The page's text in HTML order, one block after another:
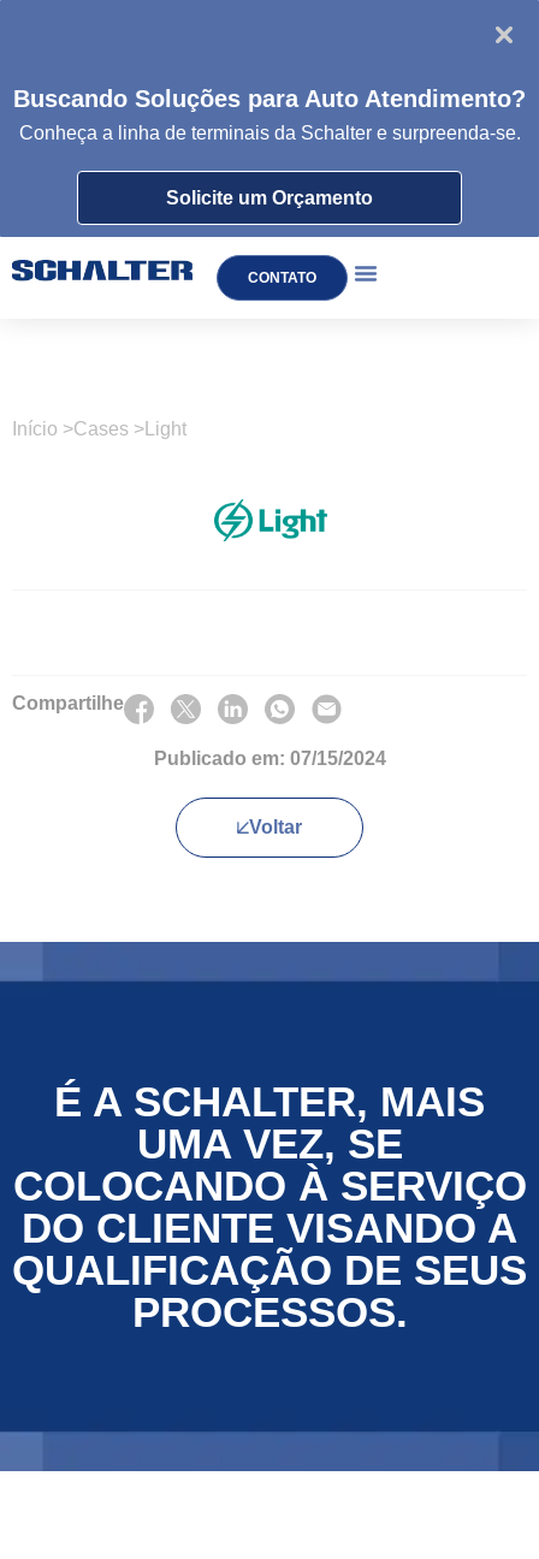
Buscando Soluções para Auto Atendimento?
Conheça a linha de terminais da Schalter e surpreenda-se.
Solicite um Orçamento
CONTATO
Início >Cases > Light
Voltar
Publicado em: 07/15/2024
Compartilhe
É A SCHALTER, MAIS
UMA VEZ, SE
COLOCANDO À SERVIÇO
DO CLIENTE VISANDO A
QUALIFICAÇÃO DE SEUS
PROCESSOS.